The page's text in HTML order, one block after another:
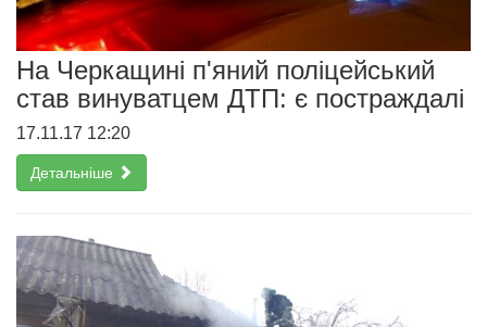
На Черкащині п'яний поліцейський
став винуватцем ДТП: є постраждалі
17.11.17 12:20
Детальніше